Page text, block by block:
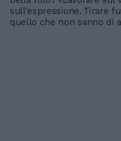
sull'espressione. Tirare
quello che non sanno di